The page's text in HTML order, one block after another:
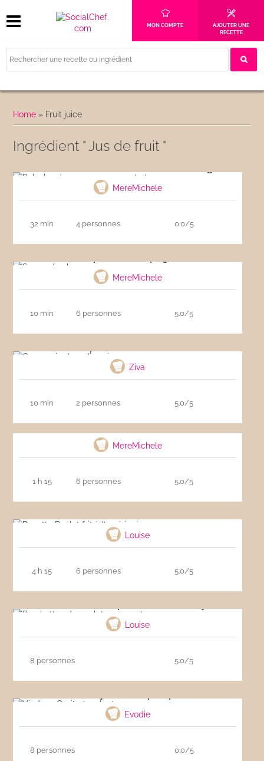
MON COMPTE
AJOUTER UNE
RECETTE
Home » Fruit juice
Ingrédient " Jus de fruit "
MereMichele
32 min 4 personnes 0.0/5
MereMichele
10 min 6 personnes 5.0/5
Ziva
10 min 2 personnes 5.0/5
Chutney de mangue
MereMichele
1 h 15 6 personnes 5.0/5
Louise
4 h 15 6 personnes 5.0/5
Louise
8 personnes 5.0/5
Evodie
8 personnes 0.0/5